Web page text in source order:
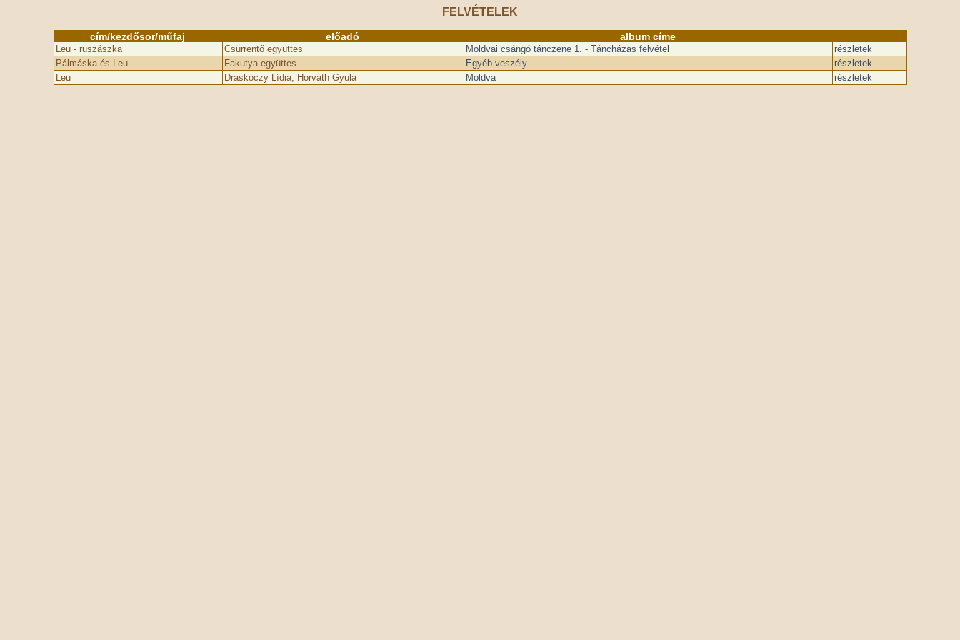
FELVÉTELEK
cím/kezdősor/műfaj előadó album címe
Leu - ruszászka Csürrentő együttes Moldvai csángó tánczene 1. - Táncházas felvétel
részletek
Pálmáska és Leu
Fakutya együttes Egyéb veszély
részletek
Leu
Draskóczy Lídia, Horváth Gyula Moldva részletek